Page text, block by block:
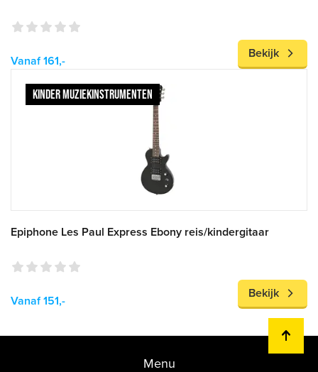
Vanaf 161,-
Bekijk
KINDER MUZIEKINSTRUMENTEN
Epiphone Les Paul Express Ebony reis/kindergitaar
Vanaf 151,-
Bekijk
Menu